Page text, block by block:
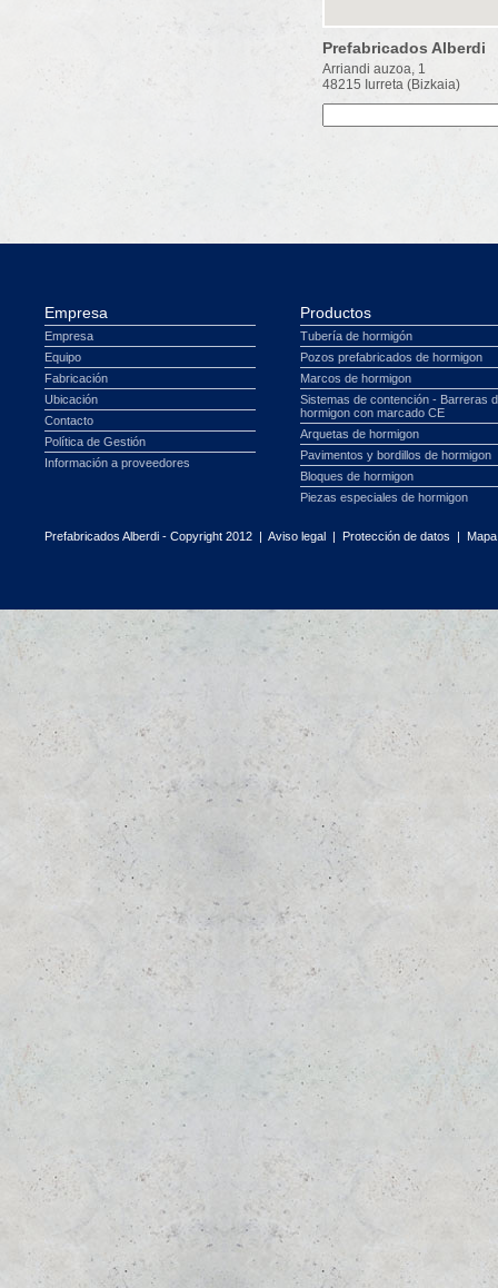
Prefabricados Alberdi
Arriandi auzoa, 1
48215 Iurreta (Bizkaia)
Empresa
Empresa
Equipo
Fabricación
Ubicación
Contacto
Política de Gestión
Información a proveedores
Productos
Tubería de hormigón
Pozos prefabricados de hormigon
Marcos de hormigon
Sistemas de contención - Barreras
hormigon con marcado CE
Arquetas de hormigon
Pavimentos y bordillos de hormigon
Bloques de hormigon
Piezas especiales de hormigon
Prefabricados Alberdi - Copyright 2012 | Aviso legal | Protección de datos |